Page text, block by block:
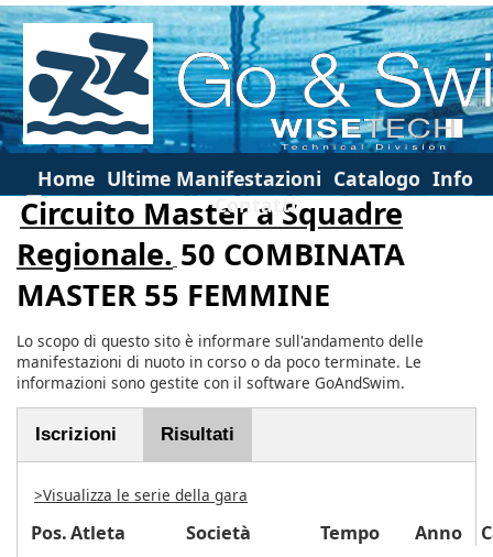
Home Ultime Manifestazioni Catalogo Info
Contatti
Circuito Master a Squadre
Regionale. 50 COMBINATA
MASTER 55 FEMMINE
Lo scopo di questo sito è informare sull'andamento delle
manifestazioni di nuoto in corso o da poco terminate. Le
informazioni sono gestite con il software GoAndSwim.
Iscrizioni Risultati
>Visualizza le serie della gara
Pos.Atleta Società Tempo Anno